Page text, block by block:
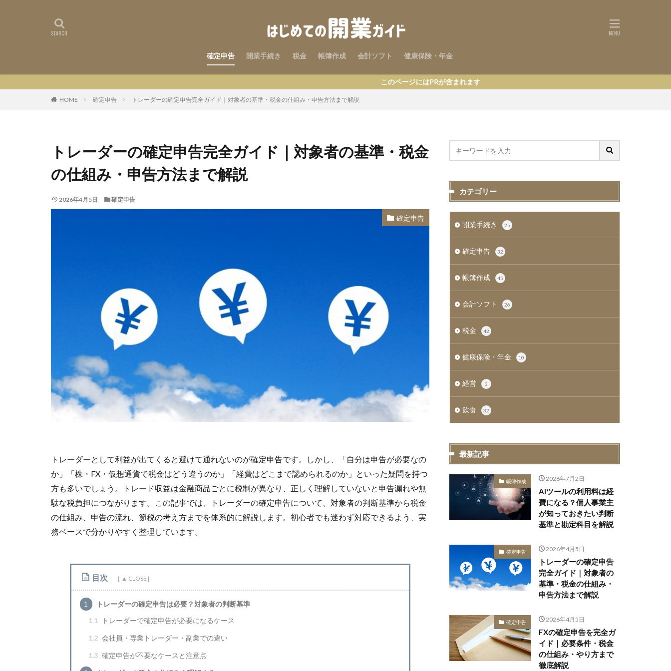
確定申告 開業手続き 税金 帳簿作成 会計ソフト 健康保険・年金
このページにはPRが含まれます
HOME 確定申告 トレーダーの確定申告完全ガイド｜対象者の基準・税金の仕組み・申告方法まで解説
トレーダーの確定申告完全ガイド｜対象者の基準・税金
の仕組み・申告方法まで解説
2026年4月5日 確定申告
確定申告
トレーダーとして利益が出てくると避けて通れないのが確定申告です。しかし、「自分は申告が必要なの
か」「株・FX・仮想通貨で税金はどう違うのか」「経費はどこまで認められるのか」といった疑問を持つ
方も多いでしょう。トレード収益は金融商品ごとに税制が異なり、正しく理解していないと申告漏れや無
駄な税負担につながります。この記事では、トレーダーの確定申告について、対象者の判断基準から税金
の仕組み、申告の流れ、節税の考え方までを体系的に解説します。初心者でも迷わず対応できるよう、実
務ベースで分かりやすく整理しています。
目次
1
トレーダーの確定申告は必要？対象者の判断基準
1.1
トレーダーで確定申告が必要になるケース
1.2 会社員・専業トレーダー・副業での違い
1.3 確定申告が不要なケースと注意点
カテゴリー
開業手続き 25
確定申告 32
帳簿作成 45
会計ソフト 26
税金 42
健康保険・年金 10
経営 3
飲食 32
最新記事
帳簿作成 2026年7月2日
AIツールの利用料は経
費になる？個人事業主
が知っておきたい判断
基準と勘定科目を解説
確定申告 2026年4月5日
トレーダーの確定申告
完全ガイド｜対象者の
基準・税金の仕組み・
申告方法まで解説
確定申告 2026年4月5日
FXの確定申告を完全ガ
イド｜必要条件・税金
の仕組み・やり方まで
徹底解説